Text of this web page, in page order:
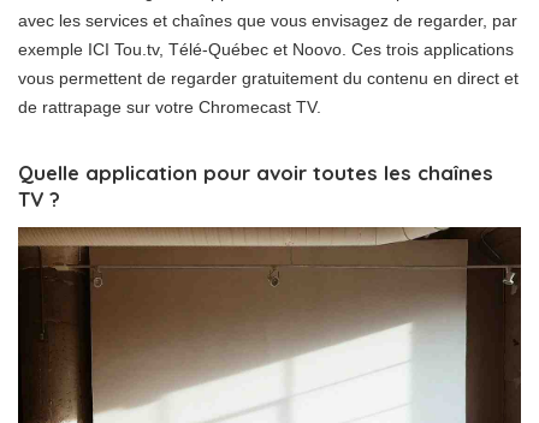
avec les services et chaînes que vous envisagez de regarder, par
exemple ICI Tou.tv, Télé-Québec et Noovo. Ces trois applications
vous permettent de regarder gratuitement du contenu en direct et
de rattrapage sur votre Chromecast TV.
Quelle application pour avoir toutes les chaînes
TV ?